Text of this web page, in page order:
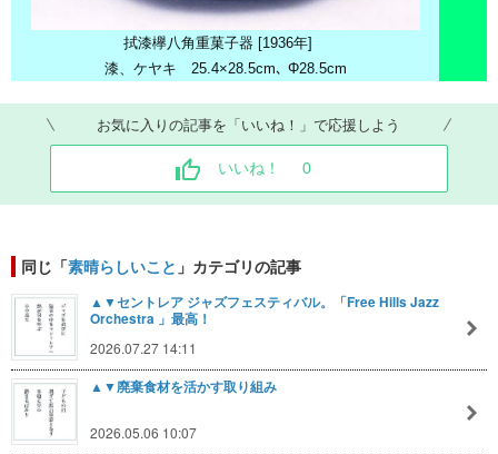
拭漆欅八角重菓子器 [1936年]
漆、ケヤキ 25.4×28.5cm､ Φ28.5cm
お気に入りの記事を「いいね！」で応援しよう
いいね！ 0
同じ「素晴らしいこと 」カテゴリの記事
▲▼セントレア ジャズフェスティバル。「Free Hills Jazz
Orchestra 」最高！
2026.07.27 14:11
▲▼廃棄食材を活かす取り組み
2026.05.06 10:07